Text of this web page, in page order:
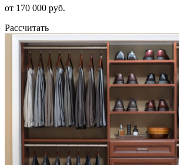
от 170 000 руб.
Рассчитать